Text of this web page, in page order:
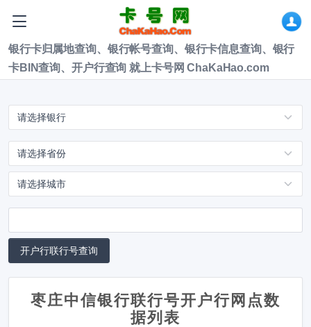
银行卡归属地查询、银行帐号查询、银行卡信息查询、银行
卡BIN查询、开户行查询 就上卡号网 ChaKaHao.com
枣庄中信银行联行号开户行网点数
据列表